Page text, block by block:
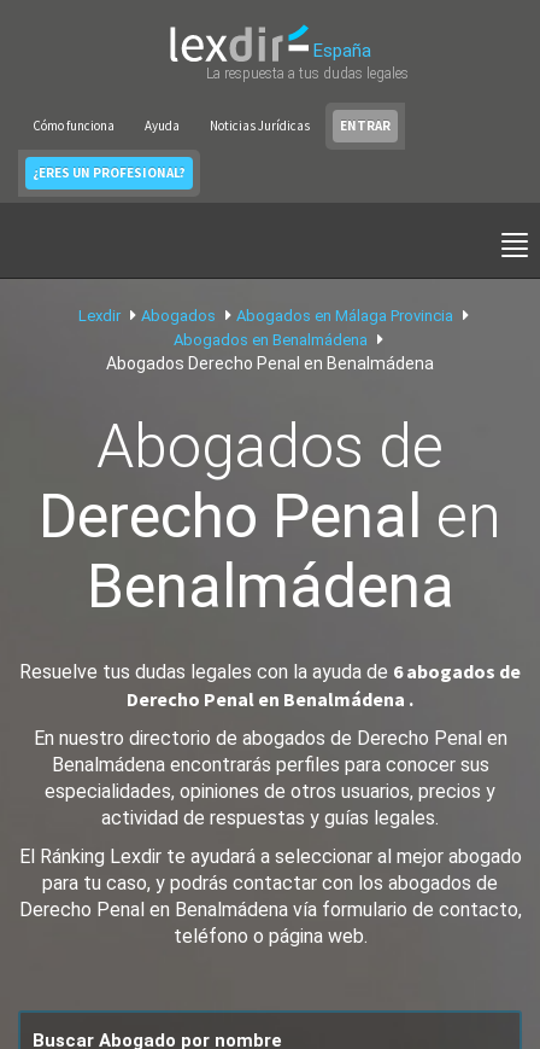
España
La respuesta a tus dudas legales
Cómo funciona Ayuda Noticias Jurídicas ENTRAR
¿ERES UN PROFESIONAL?
Lexdir Abogados
Abogados en Málaga Provincia
Abogados en Benalmádena
Abogados Derecho Penal en Benalmádena
Abogados de
Derecho Penal en
Benalmádena
Resuelve tus dudas legales con la ayuda de 6 abogados de
Derecho Penal en Benalmádena .
En nuestro directorio de abogados de Derecho Penal en
Benalmádena encontrarás perfiles para conocer sus
especialidades, opiniones de otros usuarios, precios y
actividad de respuestas y guías legales.
El Ránking Lexdir te ayudará a seleccionar al mejor abogado
para tu caso, y podrás contactar con los abogados de
Derecho Penal en Benalmádena vía formulario de contacto,
teléfono o página web.